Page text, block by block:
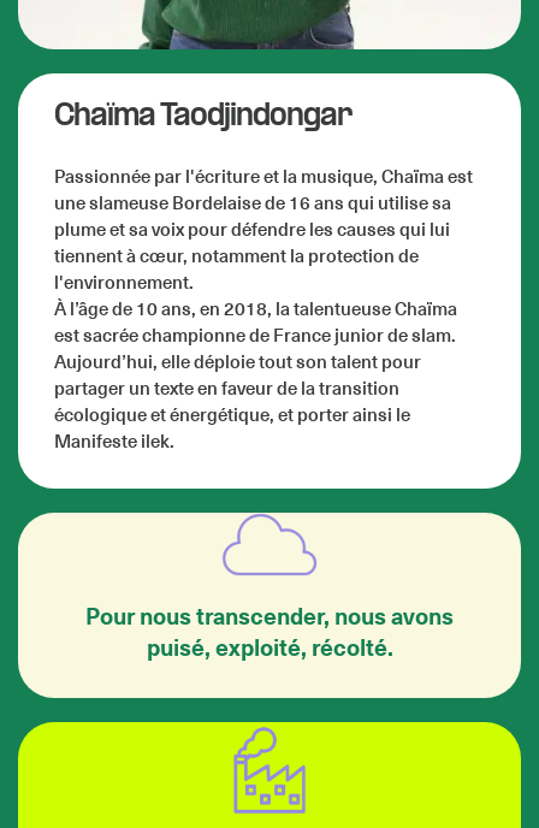
Chaïma Taodjindongar
Passionnée par l'écriture et la musique, Chaïma est
une slameuse Bordelaise de 16 ans qui utilise sa
plume et sa voix pour défendre les causes qui lui
tiennent à cœur, notamment la protection de
l'environnement.
À l’âge de 10 ans, en 2018, la talentueuse Chaïma
est sacrée championne de France junior de slam.
Aujourd’hui, elle déploie tout son talent pour
partager un texte en faveur de la transition
écologique et énergétique, et porter ainsi le
Manifeste ilek.
Pour nous transcender, nous avons
puisé, exploité, récolté.